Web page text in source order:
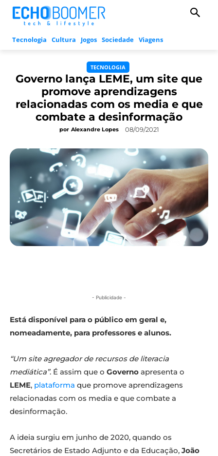
Tecnologia Cultura Jogos Sociedade Viagens
TECNOLOGIA
Governo lança LEME, um site que
promove aprendizagens
relacionadas com os media e que
combate a desinformação
por Alexandre Lopes 08/09/2021
- Publicidade -
Está disponível para o público em geral e,
nomeadamente, para professores e alunos.
“Um site agregador de recursos de literacia
mediática”. É assim que o Governo apresenta o
LEME, plataforma que promove aprendizagens
relacionadas com os media e que combate a
desinformação.
A ideia surgiu em junho de 2020, quando os
Secretários de Estado Adjunto e da Educação, João